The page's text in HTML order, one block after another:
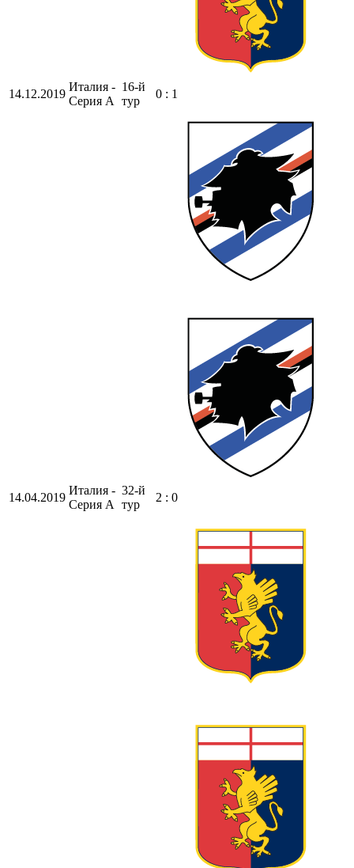
14.12.2019
Италия -
Серия А
16-й
тур
0 : 1
14.04.2019
Италия -
Серия А
32-й
тур
2 : 0